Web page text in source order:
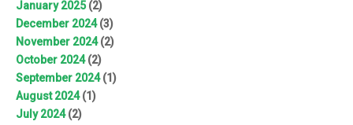
January 2025(2)
December 2024(3)
November 2024(2)
October 2024(2)
September 2024(1)
August 2024(1)
July 2024(2)